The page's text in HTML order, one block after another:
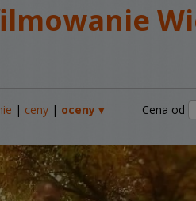
| ceny | oceny ▾ Cena od